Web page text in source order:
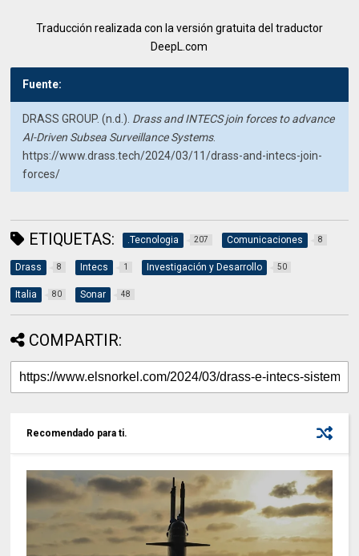
Traducción realizada con la versión gratuita del traductor
DeepL.com
Fuente:
DRASS GROUP. (n.d.). Drass and INTECS join forces to advance
AI-Driven Subsea Surveillance Systems.
https://www.drass.tech/2024/03/11/drass-and-intecs-join-
forces/
ETIQUETAS: .Tecnologia 207 Comunicaciones 8
Drass 8 Intecs 1 Investigación y Desarrollo 50
Italia 80 Sonar 48
COMPARTIR:
Recomendado para ti.